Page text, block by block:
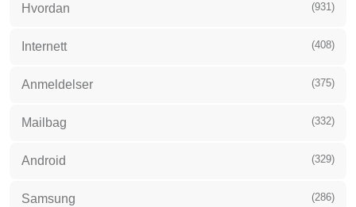
Hvordan (931)
Internett (408)
Anmeldelser (375)
Mailbag (332)
Android (329)
Samsung (286)